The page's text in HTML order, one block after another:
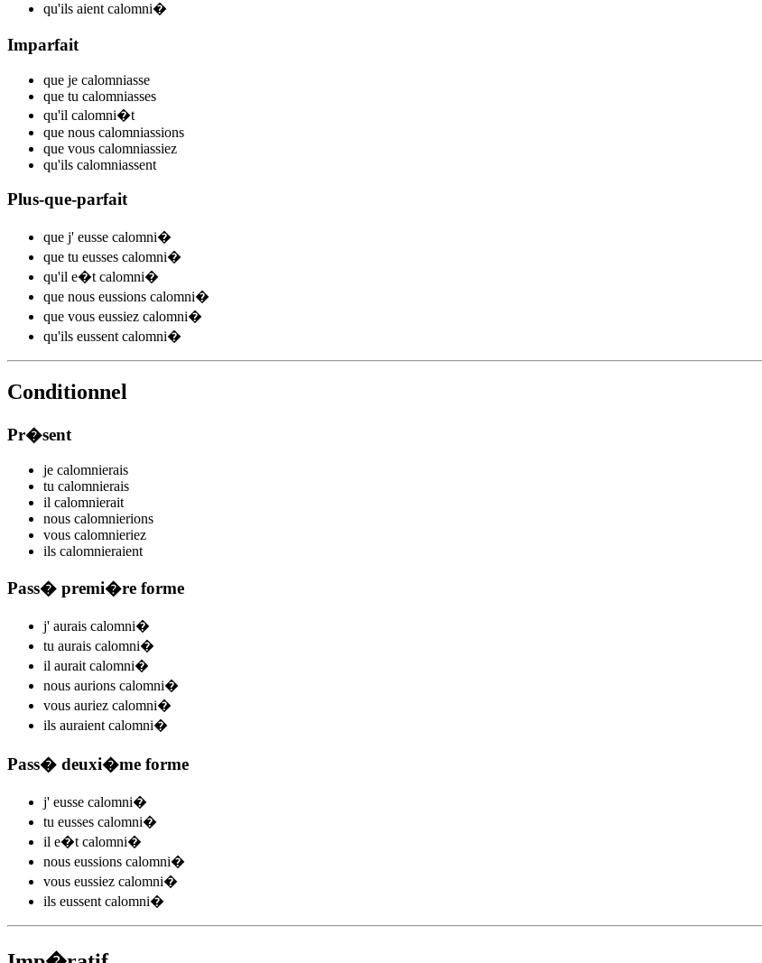
qu'ils aient calomni�
Imparfait
que je calomniasse
que tu calomniasses
qu'il calomni�t
que nous calomniassions
que vous calomniassiez
qu'ils calomniassent
Plus-que-parfait
que j' eusse calomni�
que tu eusses calomni�
qu'il e�t calomni�
que nous eussions calomni�
que vous eussiez calomni�
qu'ils eussent calomni�
Conditionnel
Pr�sent
je calomnierais
tu calomnierais
il calomnierait
nous calomnierions
vous calomnieriez
ils calomnieraient
Pass� premi�re forme
j' aurais calomni�
tu aurais calomni�
il aurait calomni�
nous aurions calomni�
vous auriez calomni�
ils auraient calomni�
Pass� deuxi�me forme
j' eusse calomni�
tu eusses calomni�
il e�t calomni�
nous eussions calomni�
vous eussiez calomni�
ils eussent calomni�